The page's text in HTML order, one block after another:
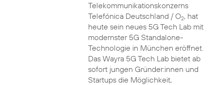
Telekommunikationskonzerns
Telefónica Deutschland / O2, hat
heute sein neues 5G Tech Lab mit
modernster 5G Standalone-
Technologie in München eröffnet.
Das Wayra 5G Tech Lab bietet ab
sofort jungen Gründer:innen und
Startups die Möglichkeit,